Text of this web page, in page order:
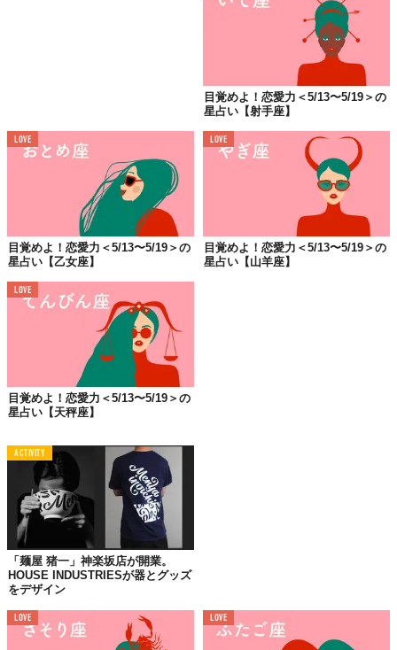
好きな人と結婚したいっていうより、「○歳までに結婚したい」
「経済的な面を考えて結婚したい」っていう人は5月25日までに
最大で入籍、ベターで婚約、最低でもお相手確保しておくといい
かも。感情より大人としての理性で割り切って、覚悟を決めれば
なんとかなるはず。
女性は、シングルさんは今出会う人はちゃんと将来を一緒に考え
られる人のはず。最初から結婚前提で話を進めてみては？ 片想い
さんもそれ前提でお相手に気持ちを伝えて、今後の身の振り方を
決めてはいかが？ カップルさんはお相手と入籍するのもいいで
しょう。まだ、そんな話になってないならお相手に結婚について
どう考えているか、意思確認を。
男性は、シングルさんはいい匂いを漂わせていて、仕事ができる
しっかりした方に注目を。この時期会う方とは結婚することを想
像しながら距離を縮めてみるといいでしょう。カップルさんはお
相手が真剣に結婚を考えている場合、「あなたとはないかも」と
いですけどね。
■仕事・全体運
昇進のビッグチャンス到来。覚悟を決めて、コツコツ重たい仕事
に取り組みましょう。
目覚めよ！恋愛力＜5/13〜5/19＞の
星占い【射手座】
LOVE
目覚めよ！恋愛力＜5/13〜5/19＞の
星占い【乙女座】
LOVE
目覚めよ！恋愛力＜5/13〜5/19＞の
星占い【山羊座】
LOVE
目覚めよ！恋愛力＜5/13〜5/19＞の
星占い【天秤座】
ACTIVITY
「麺屋 猪一」神楽坂店が開業。
HOUSE INDUSTRIESが器とグッズ
をデザイン
LOVE LOVE